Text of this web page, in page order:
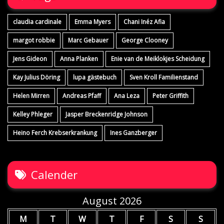
claudia cardinale Emma Myers Chani Inéz Afia
margot robbie Marc Gebauer George Clooney
Jens Gideon Anna Planken Enie van de Meiklokjes Scheidung
Kay Julius Döring lupa gästebuch Sven Kroll Familienstand
Helen Mirren Andreas Pfaff Ana Leza Peter Griffith
Kelley Phleger Jasper Breckenridge Johnson
Heino Ferch Krebserkrankung Ines Ganzberger
Calender
August 2026
M T W T F S S